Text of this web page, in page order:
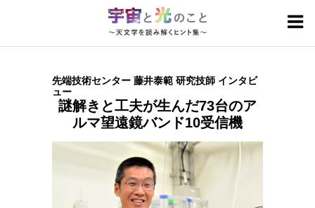
基礎 研究成果 人
技術・計画
宇宙の見方
電波 赤外線
可視光線
紫外線・X線・ガンマ線
国立天文台の国際光年
先端技術センター 藤井泰範 研究技師 インタビ
ュー
謎解きと工夫が生んだ73台のア
ルマ望遠鏡バンド10受信機